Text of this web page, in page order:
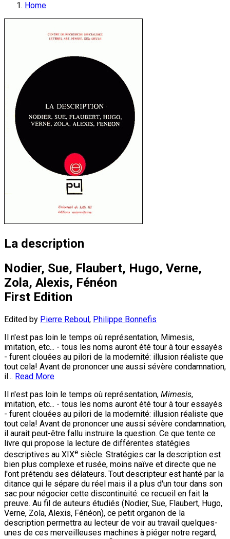
Home
La description
Nodier, Sue, Flaubert, Hugo, Verne,
Zola, Alexis, Fénéon
First Edition
Edited by Pierre Reboul, Philippe Bonnefis
Il n'est pas loin le temps où représentation, Mimesis,
imitation, etc... - tous les noms auront été tour à tour essayés
- furent clouées au pilori de la modernité: illusion réaliste que
tout cela! Avant de prononcer une aussi sévère condamnation,
il... Read More
Il n'est pas loin le temps où représentation, Mimesis,
imitation, etc... - tous les noms auront été tour à tour essayés
- furent clouées au pilori de la modernité: illusion réaliste que
tout cela! Avant de prononcer une aussi sévère condamnation,
il aurait peut-être fallu instruire la question. Ce que tente ce
livre qui propose la lecture de différentes statégies
descriptives au XIXe siècle. Stratégies car la description est
bien plus complexe et rusée, moins naïve et directe que ne
l'ont prétendu ses délateurs. Tout descripteur est hanté par la
ditance qui le sépare du réel mais il a plus d'un tour dans son
sac pour négocier cette discontinuité: ce recueil en fait la
preuve. Au fil de auteurs étudiés (Nodier, Sue, Flaubert, Hugo,
Verne, Zola, Alexis, Fénéon), ce petit organon de la
description permettra au lecteur de voir au travail quelques-
unes de ces merveilleuses machines à piéger notre regard,